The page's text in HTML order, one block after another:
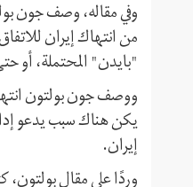
من انتهاك إيران
"بايدن" المحتملة، أو
يكن هناك سبب يدعو
إيران.